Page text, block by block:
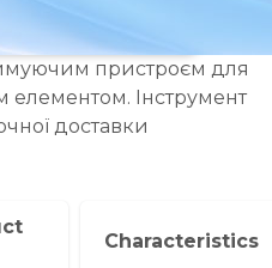
пристроєм для
елементом. Інструмент
доставки
Characteristics